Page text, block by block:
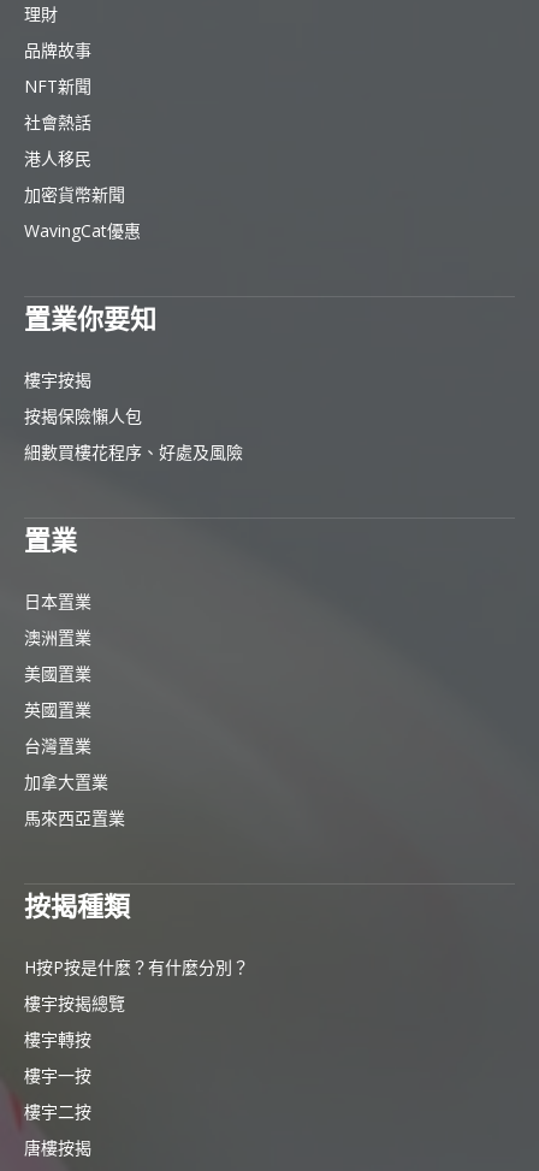
理財
品牌故事
NFT新聞
社會熱話
港人移民
加密貨幣新聞
WavingCat優惠
置業你要知
樓宇按揭
按揭保險懶人包
細數買樓花程序、好處及風險
置業
日本置業
澳洲置業
美國置業
英國置業
台灣置業
加拿大置業
馬來西亞置業
按揭種類
H按P按是什麼？有什麼分別？
樓宇按揭總覽
樓宇轉按
樓宇一按
樓宇二按
唐樓按揭